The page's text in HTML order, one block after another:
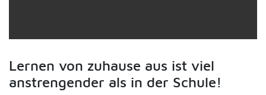
Lernen von zuhause aus ist viel
anstrengender als in der Schule!